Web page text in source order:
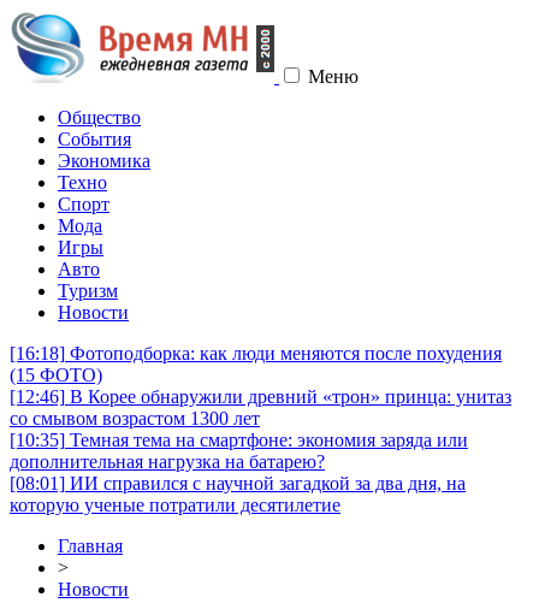
Меню
Общество
События
Экономика
Техно
Спорт
Мода
Игры
Авто
Туризм
Новости
[16:18] Фотоподборка: как люди меняются после похудения
(15 ФОТО)
[12:46] В Корее обнаружили древний «трон» принца: унитаз
со смывом возрастом 1300 лет
[10:35] Темная тема на смартфоне: экономия заряда или
дополнительная нагрузка на батарею?
[08:01] ИИ справился с научной загадкой за два дня, на
которую ученые потратили десятилетие
Главная
>
Новости